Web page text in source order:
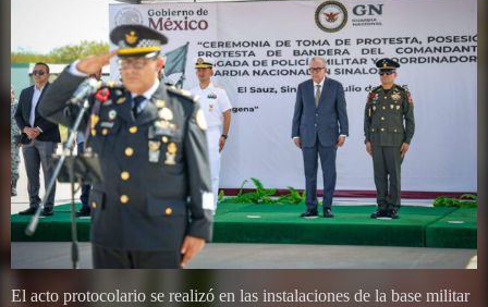
El acto protocolario se realizó en las instalaciones de la base militar